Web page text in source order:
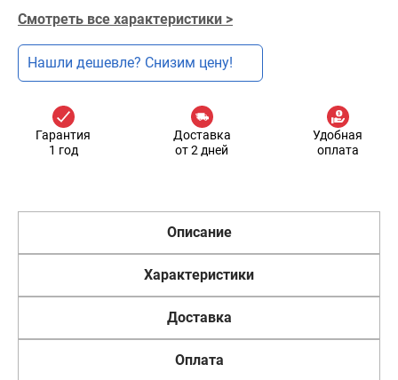
Смотреть все характеристики >
Нашли дешевле? Снизим цену!
Гарантия
1 год
Доставка
от 2 дней
Удобная
оплата
Описание
Характеристики
Доставка
Оплата